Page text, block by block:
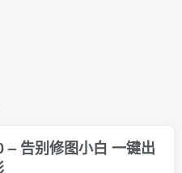
告别修图小白 一键出